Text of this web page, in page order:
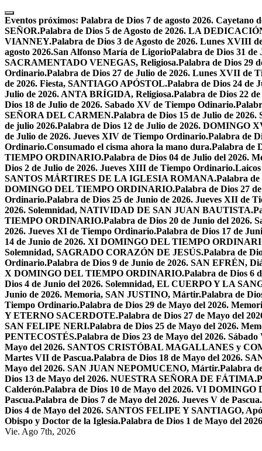
Skip
to
content
Eventos próximos: Palabra de Dios 7 de agosto 2026. Cayetano
SEÑOR.Palabra de Dios 5 de Agosto de 2026. LA
VIANNEY.Palabra de Dios 3 de Agosto de 2026. Lunes XVIII
agosto 2026.San Alfonso María de LigorioPalabra de Dios 31
SACRAMENTADO VENEGAS, Religiosa.Palabra de Dios 29
Ordinario.Palabra de Dios 27 de Julio de 2026. Lunes XVII de
de 2026. Fiesta, SANTIAGO APÓSTOL.Palabra de Dios 24 de
Julio de 2026. ANTA BRÍGIDA, Religiosa.Palabra de Dios 22
Dios 18 de Julio de 2026. Sabado XV de Tiempo Odinario.
SEÑORA DEL CARMEN.Palabra de Dios 15 de Julio de
de julio 2026.Palabra de Dios 12 de Julio de 2026.
de Julio de 2026. Jueves XIV de Tiempo Ordinario.Palabra de
Ordinario.Consumado el cisma ahora la mano dura.Palabra de
TIEMPO ORDINARIO.Palabra de Dios 04 de Julio del 2026.
Dios 2 de Julio de 2026. Jueves XIII de Tiempo Ordinario.
SANTOS MÁRTIRES DE LA IGLESIA ROMANA.Palabra de
DOMINGO DEL TIEMPO ORDINARIO.Palabra de Dios 27
Ordinario.Palabra de Dios 25 de Junio de 2026. Jueves XII de
2026. Solemnidad, NATIVIDAD DE SAN JUAN BAUTISTA.
TIEMPO ORDINARIO.Palabra de Dios 20 de Junio del 2026.
2026. Jueves XI de Tiempo Ordinario.Palabra de Dios 17 de
14 de Junio de 2026. XI DOMINGO DEL TIEMPO
Solemnidad, SAGRADO CORAZÓN DE JESÚS.Palabra de
Ordinario.Palabra de Dios 9 de Junio de 2026. SAN EFRÉN,
X DOMINGO DEL TIEMPO ORDINARIO.Palabra de Dios 6
Dios 4 de Junio del 2026. Solemnidad, EL CUERPO Y LA
Junio de 2026. Memoria, SAN JUSTINO, Mártir.Palabra de
Tiempo Ordinario.Palabra de Dios 29 de Mayo del 2026.
Y ETERNO SACERDOTE.Palabra de Dios 27 de Mayo del
SAN FELIPE NERI.Palabra de Dios 25 de Mayo del 2026.
PENTECOSTÉS.Palabra de Dios 23 de Mayo del 2026.
Mayo del 2026. SANTOS CRISTÓBAL MAGALLANES y
Martes VII de Pascua.Palabra de Dios 18 de Mayo del 2026.
Mayo del 2026. SAN JUAN NEPOMUCENO, Mártir.Palabra
Dios 13 de Mayo del 2026. NUESTRA SEÑORA DE FÁTIMA.
Calderón.Palabra de Dios 10 de Mayo del 2026. VI DOMINGO
Pascua.Palabra de Dios 7 de Mayo del 2026. Jueves V de Pascua.
Dios 4 de Mayo del 2026. SANTOS FELIPE Y SANTIAGO,
Obispo y Doctor de la Iglesia.Palabra de Dios 1 de Mayo del
Vie. Ago 7th, 2026